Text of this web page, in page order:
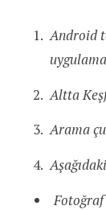
Android
Altta
Arama
Fotoğraf